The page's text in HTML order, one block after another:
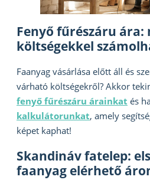
Fenyő fűrészáru ára:
költségekkel
Faanyag vásárlása előtt áll és
várható költségekről? Akkor
fenyő fűrészáru árainkat és
kalkulátorunkat, amely
képet kaphat!
Skandináv fatelep:
faanyag elérhető